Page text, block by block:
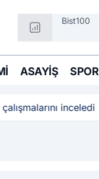
Bist100
ASAYIŞ SPOR
inceledi